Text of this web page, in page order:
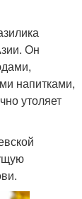
Он
напитками,
утоляет